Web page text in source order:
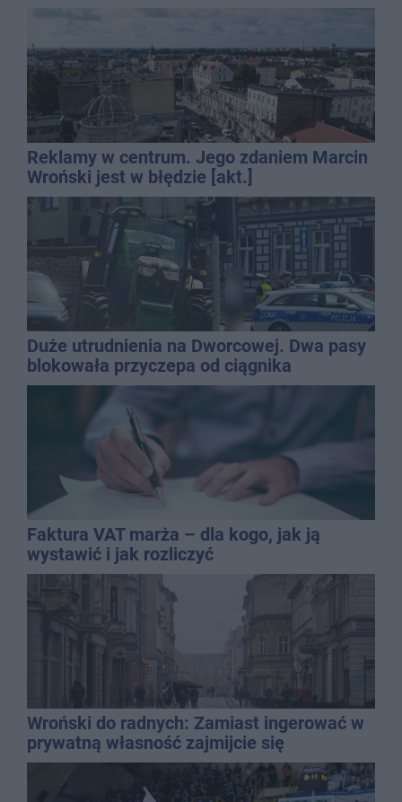
Reklamy w centrum. Jego zdaniem Marcin
Wroński jest w błędzie [akt.]
Duże utrudnienia na Dworcowej. Dwa pasy
blokowała przyczepa od ciągnika
Faktura VAT marża – dla kogo, jak ją
wystawić i jak rozliczyć
Wroński do radnych: Zamiast ingerować w
prywatną własność zajmijcie się
gospodarką